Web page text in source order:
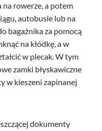
rowerze, a potem
autobusie lub na
bagażnika za pomocą
na kłódkę, a w
w plecak. W tym
zamki błyskawiczne
w kieszeni zapinanej
dokumenty